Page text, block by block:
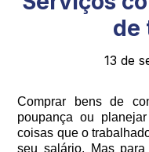
de
13 de
Comprar bens de
poupança ou
coisas que o
seu salário. Mas